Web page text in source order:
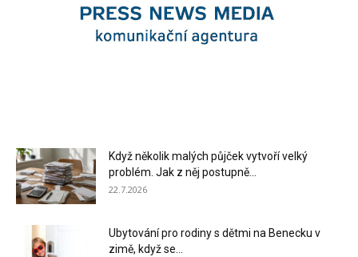
Když několik malých půjček vytvoří velký
problém. Jak z něj postupně...
22.7.2026
Ubytování pro rodiny s dětmi na Benecku v
zimě, když se...